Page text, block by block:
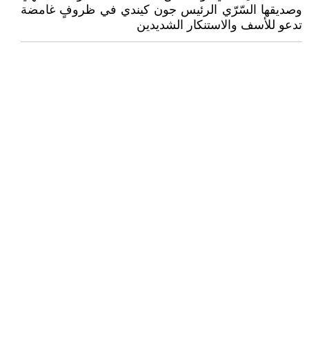
وصديقها السّرّي الرئيس جون كيندي في ظروفٍ غامضة
تدعو للأسف والاستنكار الشديدين